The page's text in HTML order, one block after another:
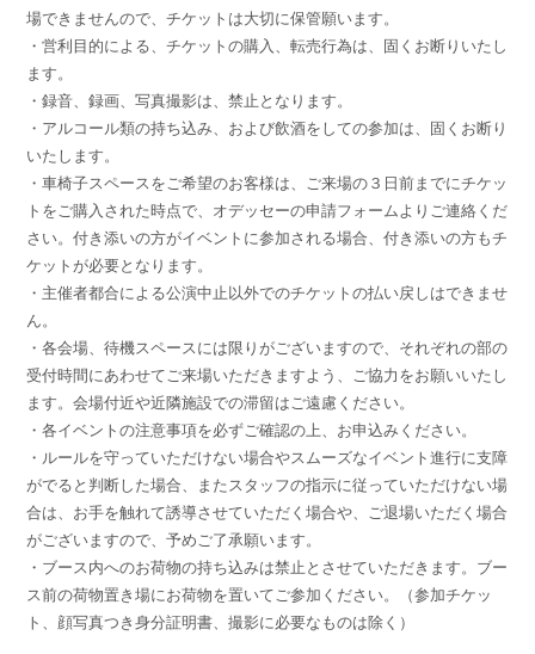
場できませんので、チケットは大切に保管願います。
・営利目的による、チケットの購入、転売行為は、固くお断りいたし
ます。
・録音、録画、写真撮影は、禁止となります。
・アルコール類の持ち込み、および飲酒をしての参加は、固くお断り
いたします。
・車椅子スペースをご希望のお客様は、ご来場の３日前までにチケッ
トをご購入された時点で、オデッセーの申請フォームよりご連絡くだ
さい。付き添いの方がイベントに参加される場合、付き添いの方もチ
ケットが必要となります。
・主催者都合による公演中止以外でのチケットの払い戻しはできませ
ん。
・各会場、待機スペースには限りがございますので、それぞれの部の
受付時間にあわせてご来場いただきますよう、ご協力をお願いいたし
ます。会場付近や近隣施設での滞留はご遠慮ください。
・各イベントの注意事項を必ずご確認の上、お申込みください。
・ルールを守っていただけない場合やスムーズなイベント進行に支障
がでると判断した場合、またスタッフの指示に従っていただけない場
合は、お手を触れて誘導させていただく場合や、ご退場いただく場合
がございますので、予めご了承願います。
・ブース内へのお荷物の持ち込みは禁止とさせていただきます。ブー
ス前の荷物置き場にお荷物を置いてご参加ください。（参加チケッ
ト、顔写真つき身分証明書、撮影に必要なものは除く）